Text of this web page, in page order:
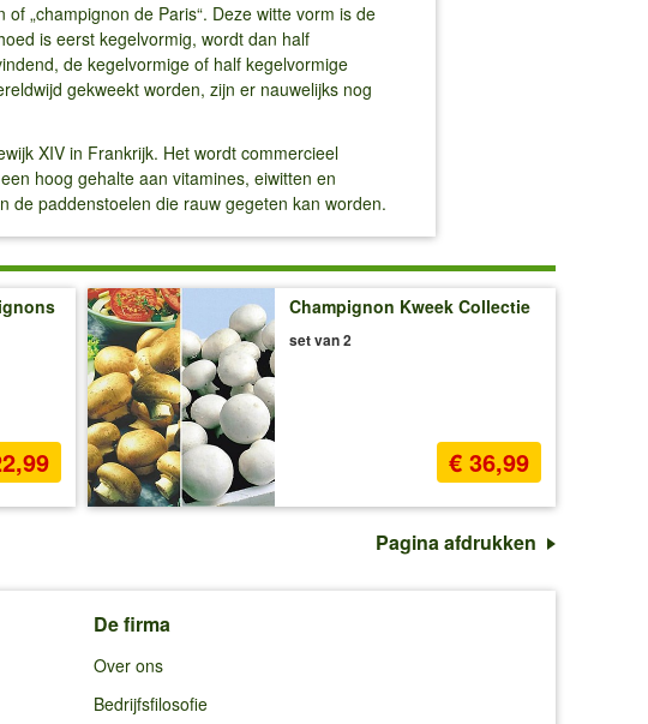
„champignon de Paris“. Deze witte vorm is de
is eerst kegelvormig, wordt dan half
de kegelvormige of half kegelvormige
gekweekt worden, zijn er nauwelijks nog
XIV in Frankrijk. Het wordt commercieel
hoog gehalte aan vitamines, eiwitten en
de paddenstoelen die rauw gegeten kan worden.
Champignon Kweek Collectie
set van 2
€ 36,99
Pagina afdrukken
De firma
Over ons
Bedrijfsfilosofie